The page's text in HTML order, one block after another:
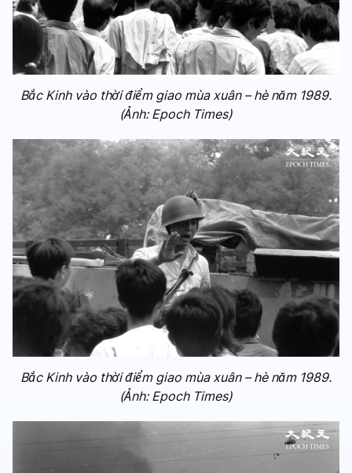
Bắc Kinh vào thời điểm giao mùa xuân – hè năm 1989.
(Ảnh: Epoch Times)
Bắc Kinh vào thời điểm giao mùa xuân – hè năm 1989.
(Ảnh: Epoch Times)